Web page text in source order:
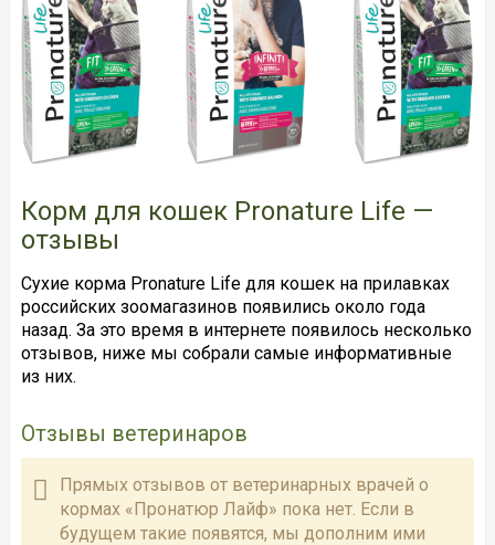
Корм для кошек Pronature Life —
отзывы
Сухие корма Pronature Life для кошек на прилавках
российских зоомагазинов появились около года
назад. За это время в интернете появилось несколько
отзывов, ниже мы собрали самые информативные
из них.
Отзывы ветеринаров
Прямых отзывов от ветеринарных врачей о
кормах «Пронатюр Лайф» пока нет. Если в
будущем такие появятся, мы дополним ими